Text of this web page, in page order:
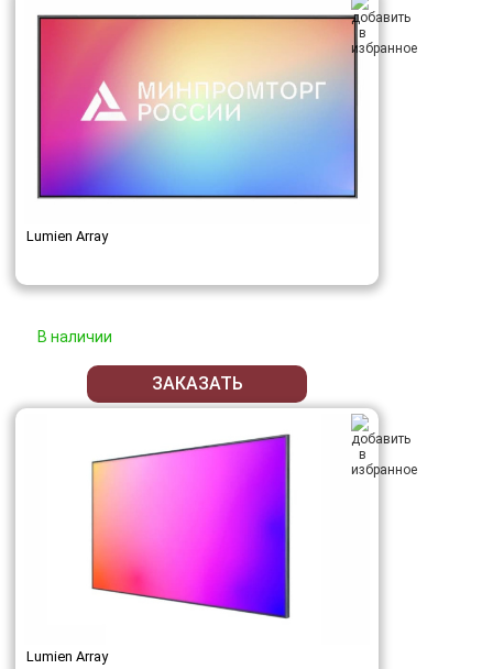
Lumien Array
В наличии
ЗАКАЗАТЬ
Lumien Array